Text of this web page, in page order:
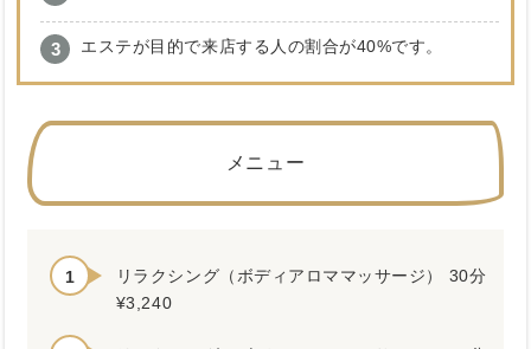
エステが目的で来店する人の割合が40%です。
メニュー
リラクシング（ボディアロママッサージ） 30分
¥3,240